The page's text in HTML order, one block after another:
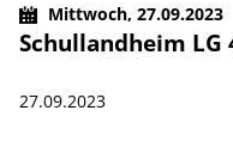
Mittwoch,27.09.2023
Schullandheim LG
27.09.2023